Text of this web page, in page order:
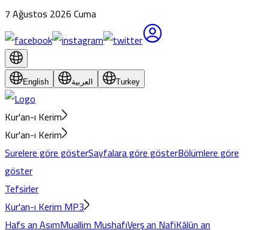
7 Ağustos 2026 Cuma
English العربية Turkey
Kur'an-ı Kerim
Kur'an-ı Kerim
Surelere göre gösterSayfalara göre gösterBölümlere göre
göster
Tefsirler
Kur'an-ı Kerim MP3
Hafs an AsımMuallim MushafıVerş an NafiKâlûn an